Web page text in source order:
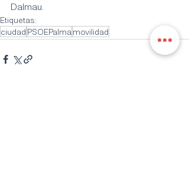
Dalmau.
Etiquetas:
ciudad PSOEPalma movilidad